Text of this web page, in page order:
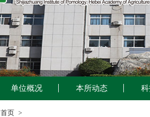
单位概况 本所动态
首页 >